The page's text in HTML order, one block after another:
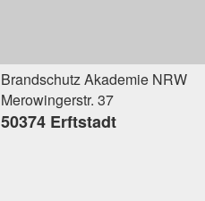
Brandschutz Akademie NRW
Merowingerstr. 37
50374 Erftstadt